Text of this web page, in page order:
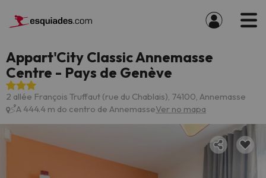
Appart'City Classic Annemasse
Centre - Pays de Genève
2 allée François Truffaut (rue du Chablais), 74100, Annemasse
A 444.4 m do centro de AnnemasseVer no mapa